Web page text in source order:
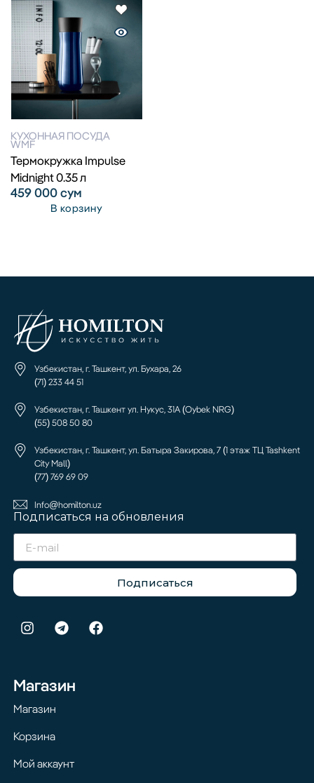
КУХОННАЯ ПОСУДА
WMF
Термокружка Impulse
Midnight 0.35 л
459 000сум
В корзину
Узбекистан, г. Ташкент, ул. Бухара, 26
(71) 233 44 51
Узбекистан, г. Ташкент ул. Нукус, 31А (Oybek NRG)
(55) 508 50 80
Узбекистан, г. Ташкент, ул. Батыра Закирова, 7 (1 этаж ТЦ Tashkent
City Mall)
(77) 769 69 09
Info@homilton.uz
Подписаться на обновления
Подписаться
Магазин
Магазин
Корзина
Мой аккаунт